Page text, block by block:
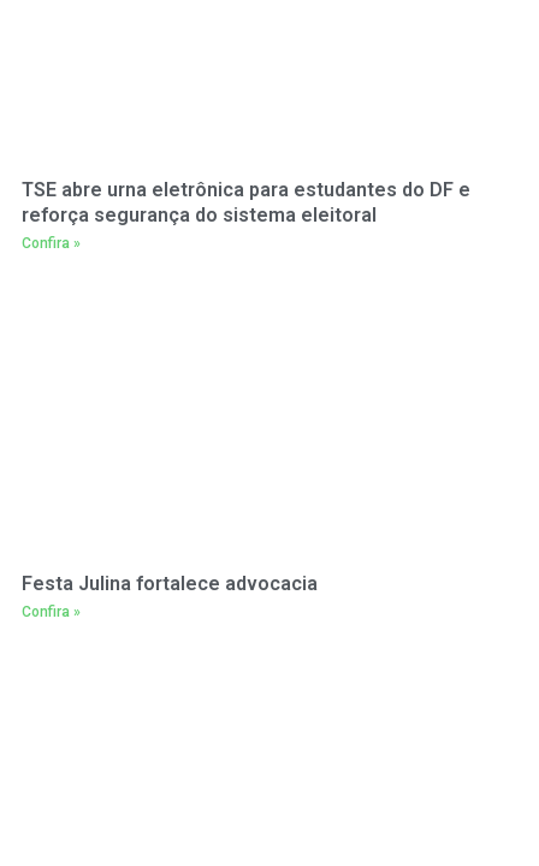
TSE abre urna eletrônica para estudantes do DF e
reforça segurança do sistema eleitoral
Confira »
Festa Julina fortalece advocacia
Confira »